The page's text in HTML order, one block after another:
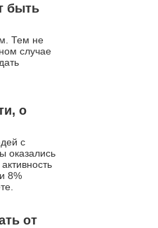
быть
Тем не
случае
о
с
оказались
8%
от